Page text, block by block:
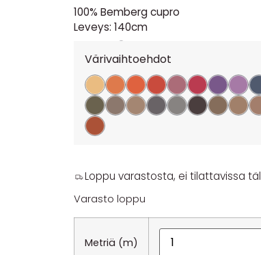
100% Bemberg cupro
Leveys: 140cm
€
Värivaihtoehdot
Loppu varastosta, ei tilattavissa
Varasto loppu
Metriä (m)